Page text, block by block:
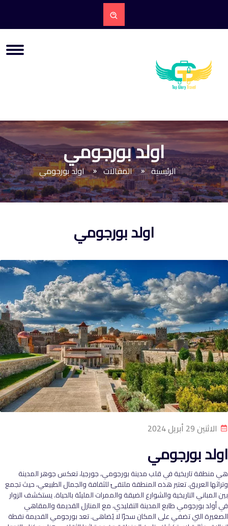
اولد بورجومي
الرئيسية المقالات اولد بورجومي
اولد بورجومي
الاثنين 29 أبريل 2024
اولد بورجومي
هي منطقة تاريخية في قلب مدينة بورجومي، جورجيا، تعكس جوهر المدينة
وتراثها العريق. تعتبر هذه المنطقة ملتقىً للثقافة والجمال الطبيعي، حيث تجمع
بين المباني التاريخية والشوارع الضيقة والممرات المليئة بالحياة. يستكشف الزوار
في أولد بورجومي طابع المدينة التقليدي، مع المنازل القديمة والمقاهي
الصغيرة التي تضفي على المكان سحرًا لا يُضاهى. تعد بورجومي القديمة نقطة